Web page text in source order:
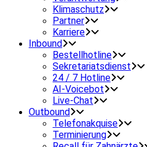
Klimaschutz
Partner
Karriere
Inbound
Bestellhotline
Sekretariatsdienst
24 / 7 Hotline
AI-Voicebot
Live-Chat
Outbound
Telefonakquise
Terminierung